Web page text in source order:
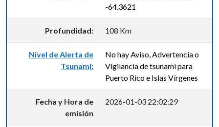
-64.3621
Profundidad: 108 Km
Nivel de Alerta de
Tsunami:
No hay Aviso, Advertencia o
Vigilancia de tsunami para
Puerto Rico e Islas Vírgenes
Fecha y Hora de
emisión
2026-01-03 22:02:29